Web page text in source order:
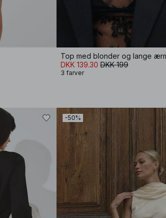
Top med blonder og lange
DKK 139.30 DKK 199
3 farver
-50%